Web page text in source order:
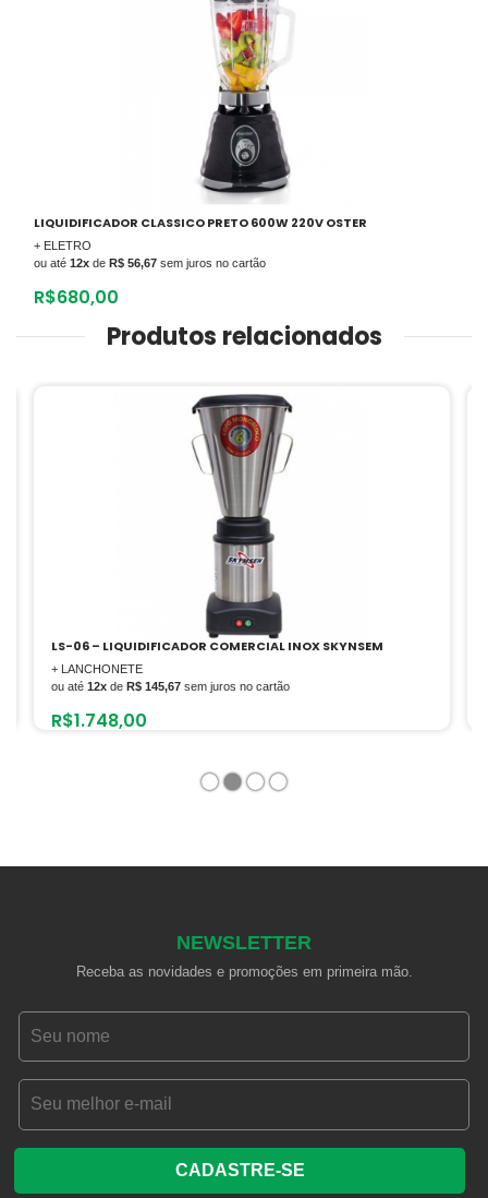
LIQUIDIFICADOR CLASSICO PRETO 600W 220V OSTER
+ ELETRO
ou até 12x de R$ 56,67 sem juros no cartão
R$680,00
Produtos relacionados
L8 – LIQUIDIFICADOR COMERCIAL INOX 220V-M
+ LANCHONETE
ou até12xdeR$ 126,25sem juros no cartão
R$
1 2 3 4
NEWSLETTER
Receba as novidades e promoções em primeira mão.
CADASTRE-SE